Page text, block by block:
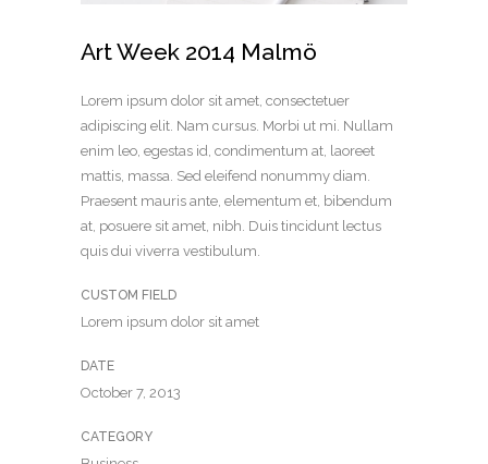
Art Week 2014 Malmö
Lorem ipsum dolor sit amet, consectetuer
adipiscing elit. Nam cursus. Morbi ut mi. Nullam
enim leo, egestas id, condimentum at, laoreet
mattis, massa. Sed eleifend nonummy diam.
Praesent mauris ante, elementum et, bibendum
at, posuere sit amet, nibh. Duis tincidunt lectus
quis dui viverra vestibulum.
CUSTOM FIELD
Lorem ipsum dolor sit amet
DATE
October 7, 2013
CATEGORY